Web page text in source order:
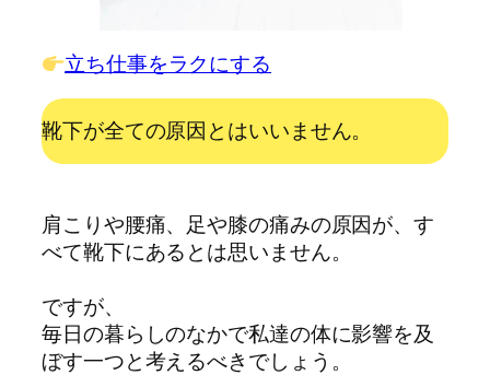
立ち仕事をラクにする
靴下が全ての原因とはいいません。
肩こりや腰痛、足や膝の痛みの原因が、す
べて靴下にあるとは思いません。
ですが、
毎日の暮らしのなかで私達の体に影響を及
ぼす一つと考えるべきでしょう。